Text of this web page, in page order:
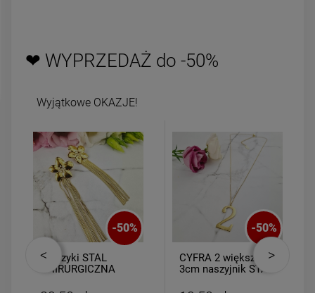
❤ WYPRZEDAŻ do -50%
Wyjątkowe OKAZJE!
-50%
Kolczyki STAL
CHIRURGICZNA
-50%
CYFRA 2 większa
3cm naszyjnik STAL